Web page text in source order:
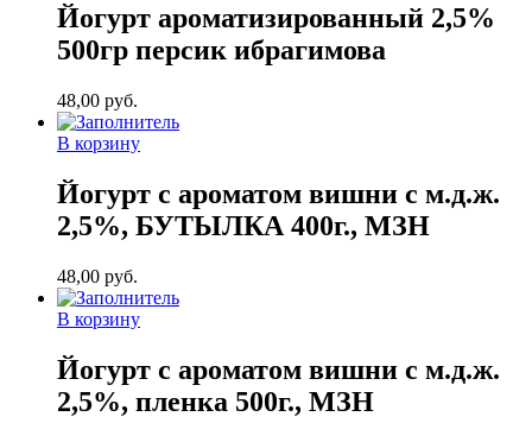
Йогурт ароматизированный 2,5%
500гр персик ибрагимова
48,00 руб.
В корзину
Йогурт с ароматом вишни с м.д.ж.
2,5%, БУТЫЛКА 400г., МЗН
48,00 руб.
В корзину
Йогурт с ароматом вишни с м.д.ж.
2,5%, пленка 500г., МЗН